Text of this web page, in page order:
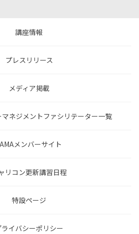
講座情報
プレスリリース
メディア掲載
ネジメントファシリテーター一覧
メンバーサイト
リコン更新講習日程
特設ページ
ライバシーポリシー